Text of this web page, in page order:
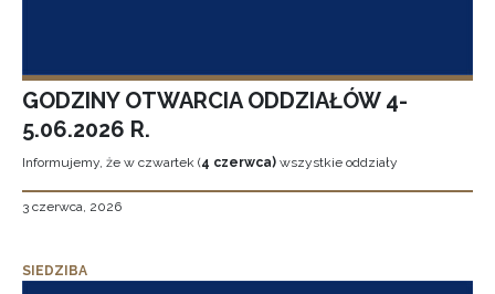
GODZINY OTWARCIA ODDZIAŁÓW 4-
5.06.2026 R.
Informujemy, że w czwartek (4 czerwca) wszystkie oddziały
3 czerwca, 2026
SIEDZIBA